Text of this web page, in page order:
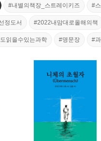
#내별의책장_스트레이키즈 #
정도서 #2022내맘대로올해의책
읽을수있는과학 #명문장 #